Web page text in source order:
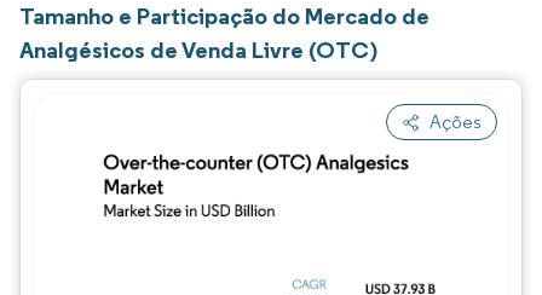
Tamanho e Participação do Mercado de
Analgésicos de Venda Livre (OTC)
Ações